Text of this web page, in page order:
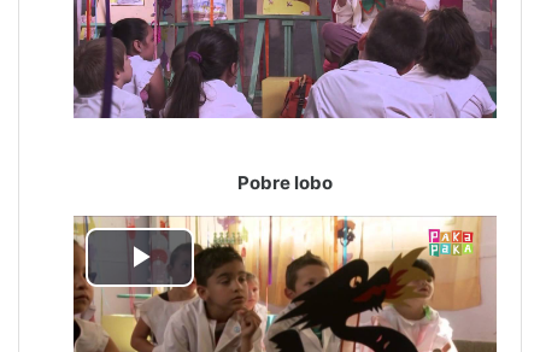
Pobre lobo
Reproducir
Vídeo